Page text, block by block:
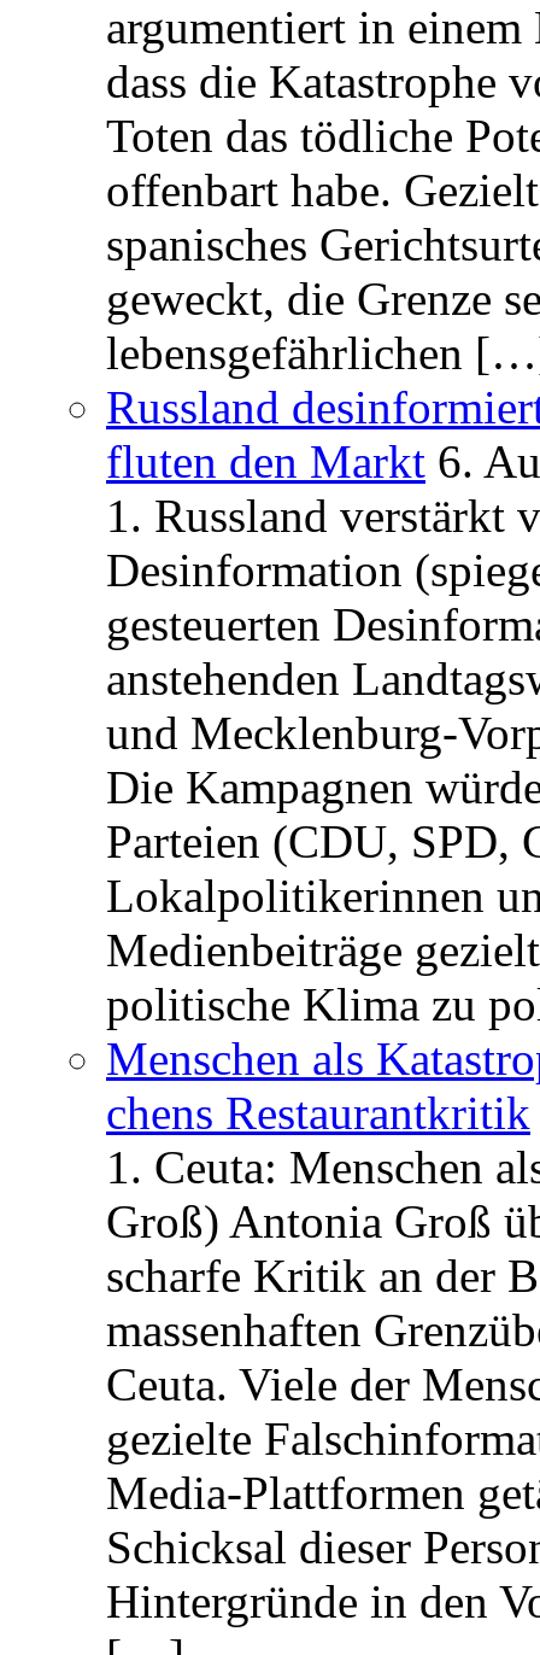
argumentiert in
dass die Katastrophe
Toten das tödliche
offenbart habe.
spanisches
geweckt, die Grenze
lebensgefährlichen
Russland
fluten den Markt 6.
1. Russland verstärkt
Desinformation
gesteuerten
anstehenden
und Mecklenburg-
Die Kampagnen
Parteien (CDU, SPD,
Lokalpolitikerinnen
Medienbeiträge
politische Klima zu
Menschen als
chens Restau­rant­kritik
1. Ceuta: Menschen
Groß) Antonia Groß
scharfe Kritik an der
massenhaften
Ceuta. Viele der
gezielte
Media-Plattformen
Schicksal dieser
Hintergründe in den